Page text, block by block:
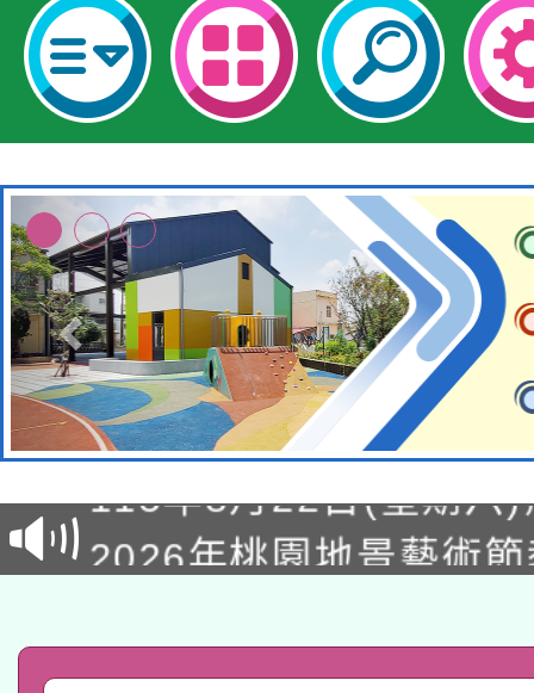
轉知經濟部水利署委託
用水績優單位及節水達
桃園市孔廟祈福系列
2026年桃園地景藝術
轉知教育部國民及學前